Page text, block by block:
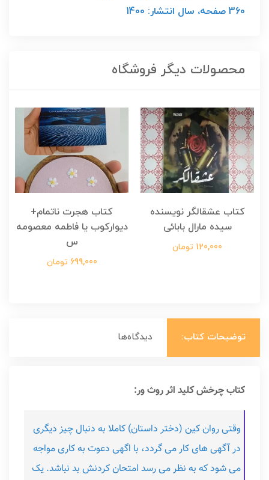
360 صفحه، سال انتشار: 1400
محصولات دیگر فروشگاه
کتاب عشقالگر نویسنده
سیده مارال بابائی
120,000 تومان
کتاب هجرت ناتمام+
دیوارکوب یا فاطمه معصومه
س
699,000 تومان
توضیحات کتاب: دیدگاه‌ها
کتاب چرخش کلید اثر روث ور:
وقتی روان کین (دختر داستان) کاملا به دنبال چیز دیگری
در آگهی های کار می گردد، با اگهی دعوت به کاری مواجه
می شود که به نظر می رسد امتحان کردنش بد نباشد. یک